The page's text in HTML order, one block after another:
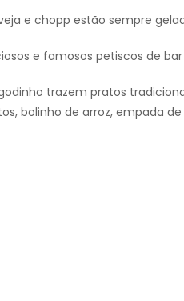
e chopp estão sempre
e famosos petiscos de
trazem pratos
bolinho de arroz, empada